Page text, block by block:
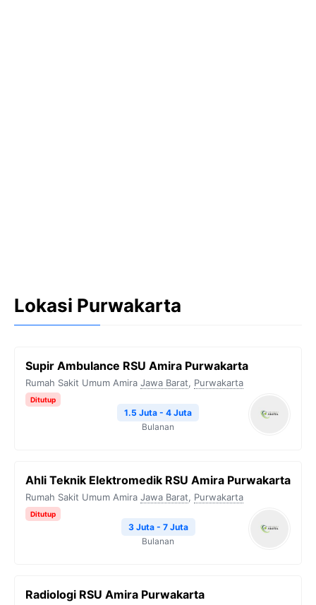
Lokasi Purwakarta
Supir Ambulance RSU Amira Purwakarta
Rumah Sakit Umum Amira Jawa Barat, Purwakarta
Ditutup
1.5 Juta - 4 Juta
Bulanan
Ahli Teknik Elektromedik RSU Amira Purwakarta
Rumah Sakit Umum Amira Jawa Barat, Purwakarta
Ditutup
3 Juta - 7 Juta
Bulanan
Radiologi RSU Amira Purwakarta